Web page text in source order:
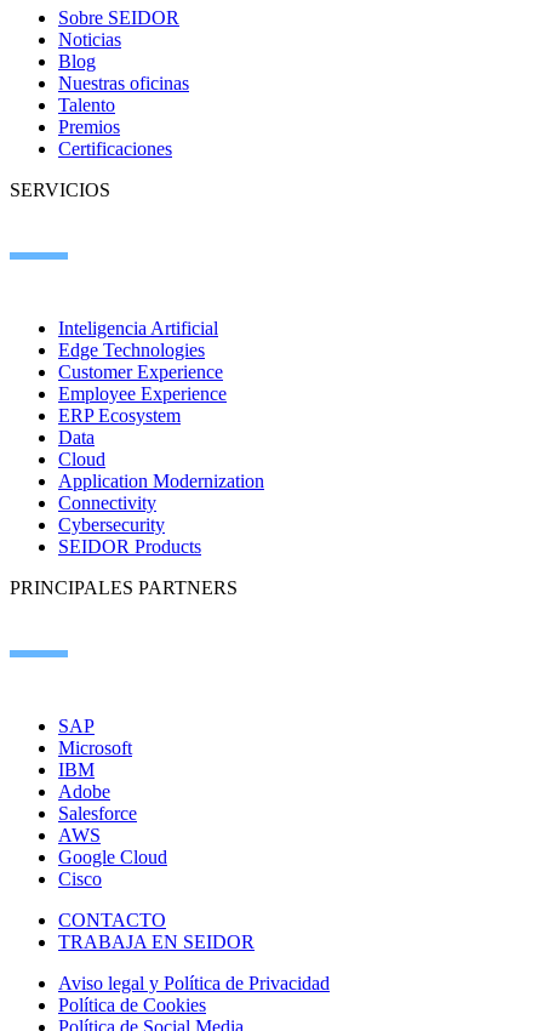
Sobre SEIDOR
Noticias
Blog
Nuestras oficinas
Talento
Premios
Certificaciones
SERVICIOS
Inteligencia Artificial
Edge Technologies
Customer Experience
Employee Experience
ERP Ecosystem
Data
Cloud
Application Modernization
Connectivity
Cybersecurity
SEIDOR Products
PRINCIPALES PARTNERS
SAP
Microsoft
IBM
Adobe
Salesforce
AWS
Google Cloud
Cisco
CONTACTO
TRABAJA EN SEIDOR
Aviso legal y Política de Privacidad
Política de Cookies
Política de Social Media